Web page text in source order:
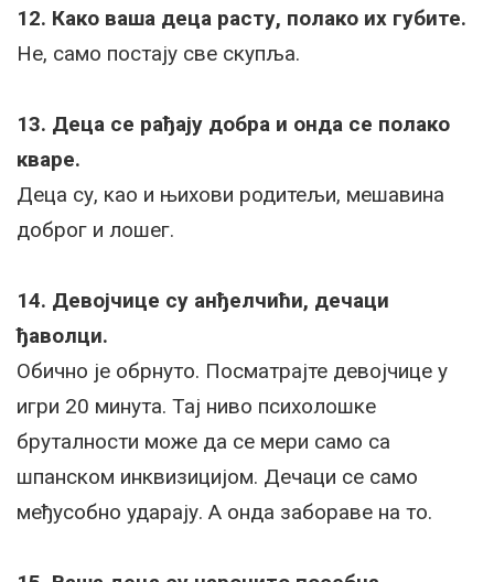
12. Како ваша деца расту, полако их губите.
Не, само постају све скупља.
13. Деца се рађају добра и онда се полако
кваре.
Деца су, као и њихови родитељи, мешавина
доброг и лошег.
14. Девојчице су анђелчићи, дечаци
ђаволци.
Обично је обрнуто. Посматрајте девојчице у
игри 20 минута. Тај ниво психолошке
бруталности може да се мери само са
шпанском инквизицијом. Дечаци се само
међусобно ударају. А онда забораве на то.